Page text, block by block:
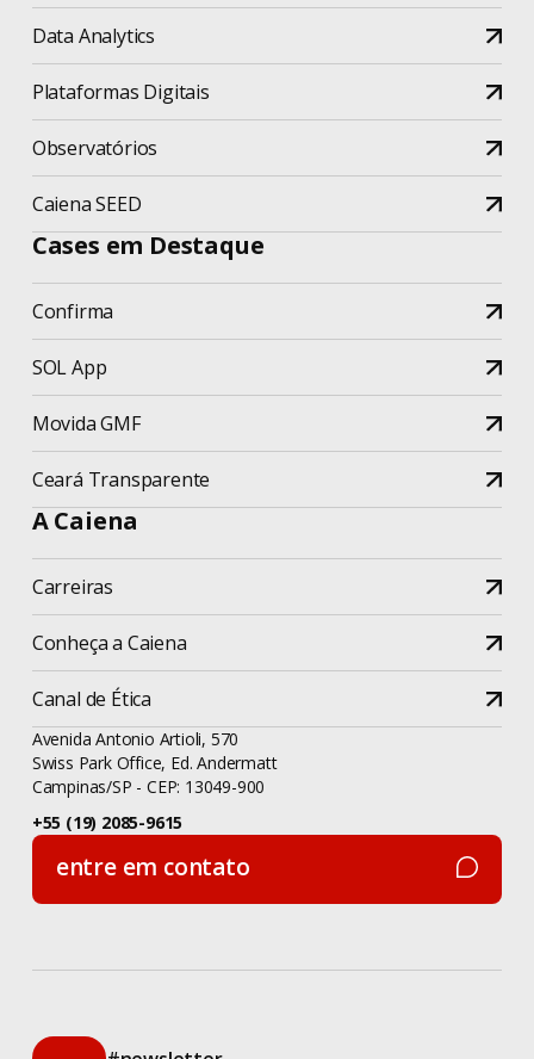
Data Analytics
Plataformas Digitais
Observatórios
Caiena SEED
Cases em Destaque
Confirma
SOL App
Movida GMF
Ceará Transparente
A Caiena
Carreiras
Conheça a Caiena
Canal de Ética
Avenida Antonio Artioli, 570
Swiss Park Office, Ed. Andermatt
Campinas/SP - CEP: 13049-900
+55 (19) 2085-9615
entre em contato
entre em contato